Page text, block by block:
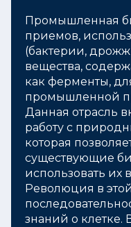
Промышленная
приемов,
(бактерии,
вещества,
как ферменты,
промышленной
Данная отрасль
работу с
которая
существующие
использовать их
Революция в
знаний о клетке.